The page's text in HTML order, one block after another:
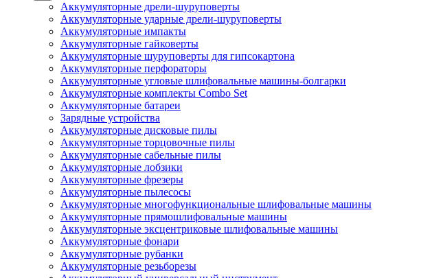
Аккумуляторные дрели-шуруповерты
Аккумуляторные ударные дрели-шуруповерты
Аккумуляторные импакты
Аккумуляторные гайковерты
Аккумуляторные шуруповерты для гипсокартона
Аккумуляторные перфораторы
Аккумуляторные угловые шлифовальные машины-болгарки
Аккумуляторные комплекты Combo Set
Аккумуляторные батареи
Зарядные устройства
Аккумуляторные дисковые пилы
Аккумуляторные торцовочные пилы
Аккумуляторные сабельные пилы
Аккумуляторные лобзики
Аккумуляторные фрезеры
Аккумуляторные пылесосы
Аккумуляторные многофункциональные шлифовальные машины
Аккумуляторные прямошлифовальные машины
Аккумуляторные эксцентриковые шлифовальные машины
Аккумуляторные фонари
Аккумуляторные рубанки
Аккумуляторные резьборезы